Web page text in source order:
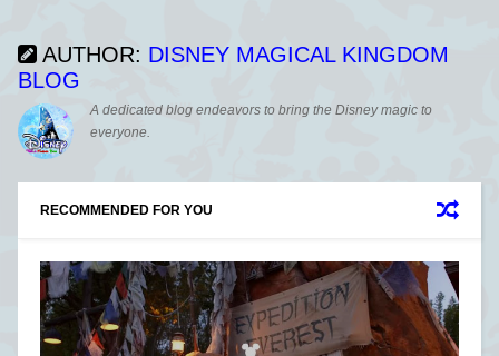
AUTHOR: DISNEY MAGICAL KINGDOM
BLOG
A dedicated blog endeavors to bring the Disney magic to
everyone.
RECOMMENDED FOR YOU